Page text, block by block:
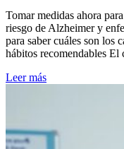
Tomar medidas ahora
riesgo de Alzheimer y
para saber cuáles son los
hábitos recomendables
Leer más